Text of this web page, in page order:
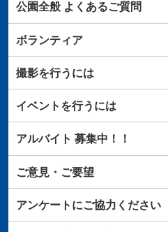
公園全般よくあるご質問
ボランティア
撮影を行うには
イベントを行うには
アルバイト 募集中！！
ご意見・ご要望
アンケートにご協力ください